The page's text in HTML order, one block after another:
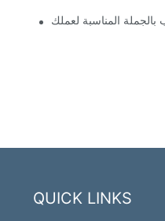
بالجملة المناسبة لعملك
QUICK LINKS